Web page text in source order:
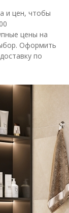
и цен, чтобы
цены на
Оформить
по